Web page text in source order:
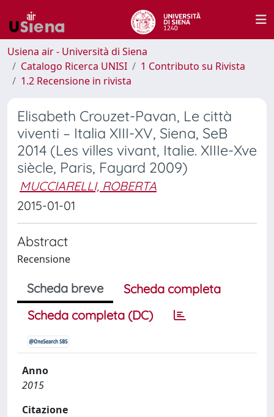
Usiena air - Università di Siena
Catalogo Ricerca UNISI
1 Contributo su Rivista
1.2 Recensione in rivista
Elisabeth Crouzet-Pavan, Le città
viventi – Italia XIII-XV, Siena, SeB
2014 (Les villes vivant, Italie. XIIIe-Xve
siècle, Paris, Fayard 2009)
MUCCIARELLI, ROBERTA
2015-01-01
Abstract
Recensione
Scheda breve
Scheda completa
Scheda completa (DC)
Anno
2015
Citazione